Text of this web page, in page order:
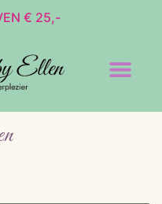
€ 25,-